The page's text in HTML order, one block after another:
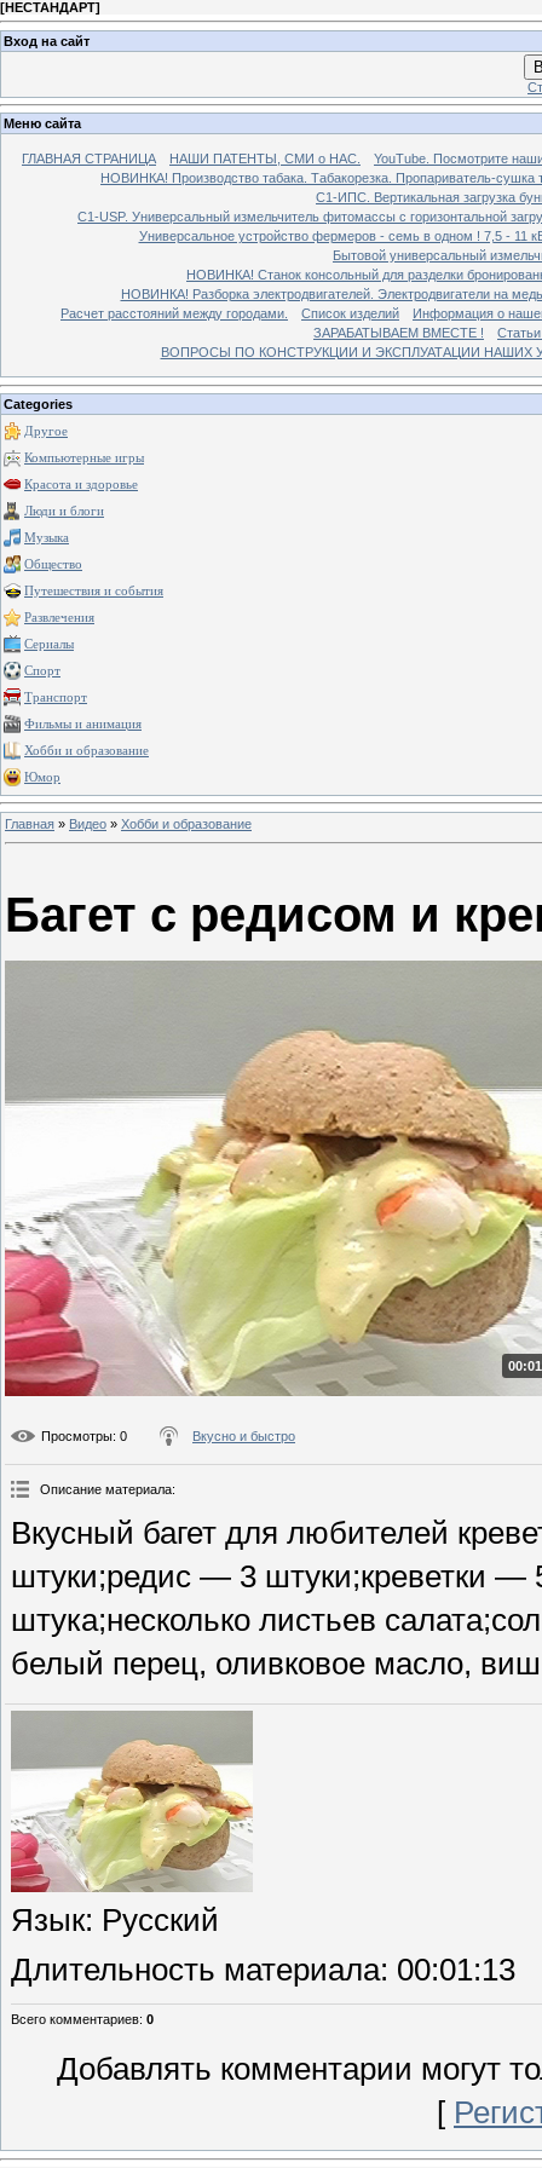
[НЕСТАНДАРТ]
Вход на сайт
Меню сайта
ГЛАВНАЯ СТРАНИЦА НАШИ ПАТЕНТЫ, СМИ о НАС.
YouTube. Посмотрите
НОВИНКА! Производство табака. Табакорезка. Пропариватель-сушка
C1-ИПС. Вертикальная загрузка
С1-USP. Универсальный измельчитель фитомассы с горизонтальной
Универсальное устройство фермеров - семь в одном ! 7,5 - 11
Бытовой универсальный
НОВИНКА! Станок консольный для разделки
НОВИНКА! Разборка электродвигателей. Электродвигатели на
Расчет расстояний между городами.
Список изделий
Информация о
ЗАРАБАТЫВАЕМ ВМЕСТЕ !
ВОПРОСЫ ПО КОНСТРУКЦИИ И ЭКСПЛУАТАЦИИ НАШИХ
Categories
Другое
Компьютерные игры
Красота и здоровье
Люди и блоги
Музыка
Общество
Путешествия и события
Развлечения
Сериалы
Спорт
Транспорт
Фильмы и анимация
Хобби и образование
Юмор
Главная » Видео » Хобби и образование
Багет с редисом и
Просмотры: 0 Вкусно и быстро
Описание материала:
Вкусный багет для любителей
штуки;редис — 3 штуки;креветки
штука;несколько листьев
белый перец, оливковое масло,
Язык: Русский
Длительность материала: 00:01:13
Всего комментариев: 0
Добавлять комментарии могут
[